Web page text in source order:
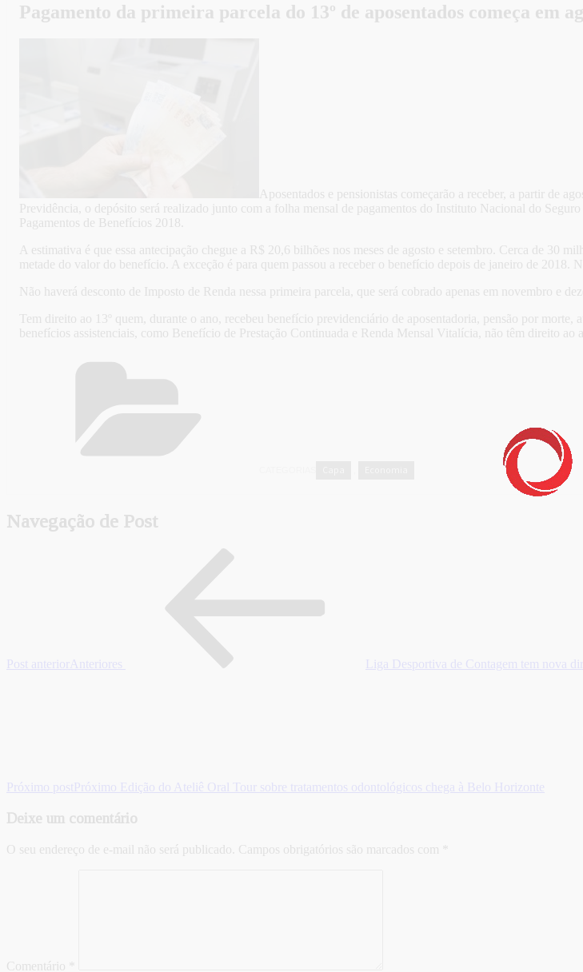
Pagamento da primeira parcela do 13º de aposentados começa em
Aposentados e pensionistas começarão a receber, a partir de
Previdência, o depósito será realizado junto com a folha mensal de pagamentos do Instituto Nacional do
Pagamentos de Benefícios 2018.
A estimativa é que essa antecipação chegue a R$ 20,6 bilhões nos meses de agosto e setembro. Cerca de 30
metade do valor do benefício. A exceção é para quem passou a receber o benefício depois de janeiro de 2018.
Não haverá desconto de Imposto de Renda nessa primeira parcela, que será cobrado apenas em novembro e
Tem direito ao 13º quem, durante o ano, recebeu benefício previdenciário de aposentadoria, pensão por
benefícios assistenciais, como Benefício de Prestação Continuada e Renda Mensal Vitalícia, não têm direito ao
Navegação de Post
Post anterior Anteriores Liga Desportiva de Contagem tem nova
Próximo post Próximo Edição do Ateliê Oral Tour sobre tratamentos odontológicos chega à Belo Horizonte
Deixe um comentário
O seu endereço de e-mail não será publicado. Campos obrigatórios são marcados com
Comentário